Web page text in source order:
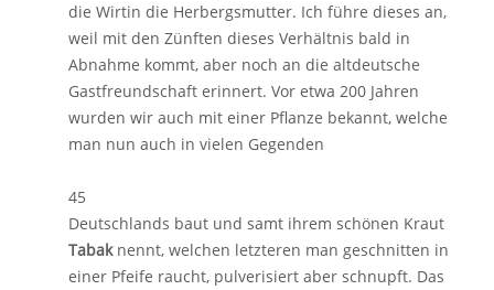
die Wirtin die Herbergsmutter. Ich führe dieses an,
weil mit den Zünften dieses Verhältnis bald in
Abnahme kommt, aber noch an die altdeutsche
Gastfreundschaft erinnert. Vor etwa 200 Jahren
wurden wir auch mit einer Pflanze bekannt, welche
man nun auch in vielen Gegenden
45
Deutschlands baut und samt ihrem schönen Kraut
Tabaknennt, welchen letzteren man geschnitten in
einer Pfeife raucht, pulverisiert aber schnupft. Das